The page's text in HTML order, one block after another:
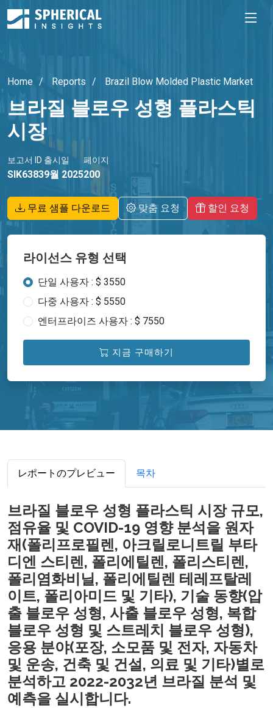
Home Reports Brazil Blow Molded Plastic Market
브라질 블로우 성형 플라스틱
시장
보고서 ID
SIK6383
출시일
9월 2025
페이지
200
무료 샘플 다운로드 맞춤 요청 할인 요청
라이선스 유형 선택
단일 사용자 : $ 3550
다중 사용자 : $ 5550
엔터프라이즈 사용자 : $ 7550
지금 구매하기
レポートのプレビュー 목차
브라질 블로우 성형 플라스틱 시장 규모,
점유율 및 COVID-19 영향 분석을 원자
재(폴리프로필렌, 아크릴로니트릴 부타
디엔 스티렌, 폴리에틸렌, 폴리스티렌,
폴리염화비닐, 폴리에틸렌 테레프탈레
이트, 폴리아미드 및 기타), 기술 동향(압
출 블로우 성형, 사출 블로우 성형, 복합
블로우 성형 및 스트레치 블로우 성형),
응용 분야(포장, 소모품 및 전자, 자동차
및 운송, 건축 및 건설, 의료 및 기타)별로
분석하고 2022-2032년 브라질 분석 및
예측을 실시합니다.